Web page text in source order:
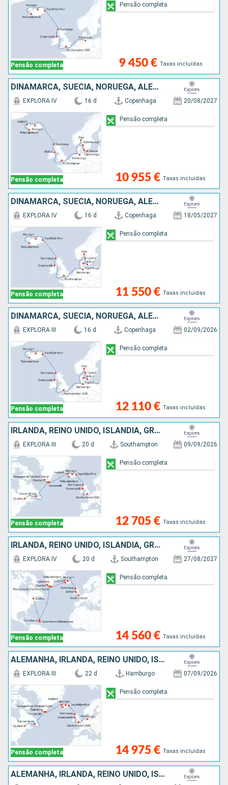
Pensão completa 9 450 € Taxas incluídas
Pensão completa
DINAMARCA, SUÉCIA, NORUEGA, ALEMANHA, IRLANDA, REINO UNIDO, ISLÂNDIA
Pensão completa
EXPLORA IV 16 d Copenhaga 20/08/2027
10 955 € Taxas incluídas
Pensão completa
DINAMARCA, SUÉCIA, NORUEGA, ALEMANHA, IRLANDA, REINO UNIDO, ISLÂNDIA
Pensão completa
EXPLORA IV 16 d Copenhaga 18/05/2027
11 550 € Taxas incluídas
Pensão completa
DINAMARCA, SUÉCIA, NORUEGA, ALEMANHA, IRLANDA, REINO UNIDO, ISLÂNDIA
Pensão completa
EXPLORA III 16 d Copenhaga 02/09/2026
12 110 € Taxas incluídas
Pensão completa
IRLANDA, REINO UNIDO, ISLÂNDIA, GROENLANDIA, CANADÁ
Pensão completa
EXPLORA III 20 d Southampton 09/09/2026
12 705 € Taxas incluídas
Pensão completa
IRLANDA, REINO UNIDO, ISLÂNDIA, GROENLANDIA, ANTÍGUA E BARBUDA, MARTINICA, CANADÁ
Pensão completa
EXPLORA IV 20 d Southampton 27/08/2027
14 560 € Taxas incluídas
Pensão completa
ALEMANHA, IRLANDA, REINO UNIDO, ISLÂNDIA, GROENLANDIA, CANADÁ
Pensão completa
EXPLORA III 22 d Hamburgo 07/09/2026
14 975 € Taxas incluídas
Pensão completa
ALEMANHA, IRLANDA, REINO UNIDO, ISLÂNDIA, GROENLANDIA, ANTÍGUA E BARBUDA, MARTINICA, CANADÁ